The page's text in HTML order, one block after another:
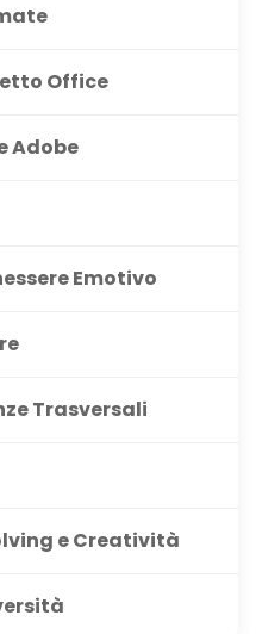
Office
Adobe
Emotivo
Trasversali
e Creatività